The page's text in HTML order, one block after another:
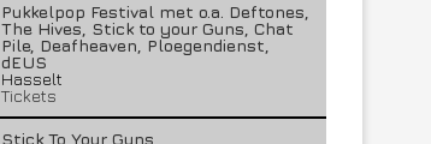
Pukkelpop Festival met o.a. Deftones,
The Hives, Stick to your Guns, Chat
Pile, Deafheaven, Ploegendienst,
dEUS
Hasselt
Tickets
Stick To Your Guns